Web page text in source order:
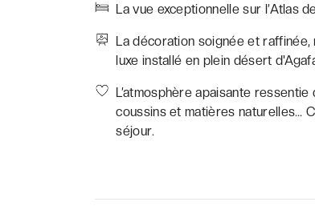
La vue exceptionnelle sur l’Atlas
La décoration soignée et
luxe installé en plein désert
L’atmosphère apaisante
coussins et matières naturelles…
séjour.